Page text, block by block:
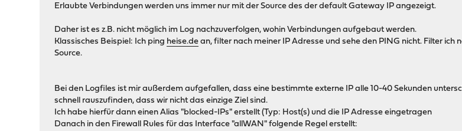
Erlaubte Verbindungen werden uns immer nur mit der Source des der default Gateway IP angezeigt.
Daher ist es z.B. nicht möglich im Log nachzuverfolgen, wohin Verbindungen aufgebaut werden.
Klassisches Beispiel: Ich ping heise.de an, filter nach meiner IP Adresse und sehe den PING nicht. Filter ich
Source.
Bei den Logfiles ist mir außerdem aufgefallen, dass eine bestimmte externe IP alle 10-40 Sekunden
schnell rauszufinden, dass wir nicht das einzige Ziel sind.
Ich habe hierfür dann einen Alias "blocked-IPs" erstellt (Typ: Host(s) und die IP Adresse eingetragen
Danach in den Firewall Rules für das Interface "allWAN" folgende Regel erstellt: